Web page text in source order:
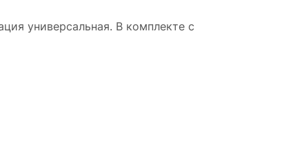
универсальная. В комплекте с